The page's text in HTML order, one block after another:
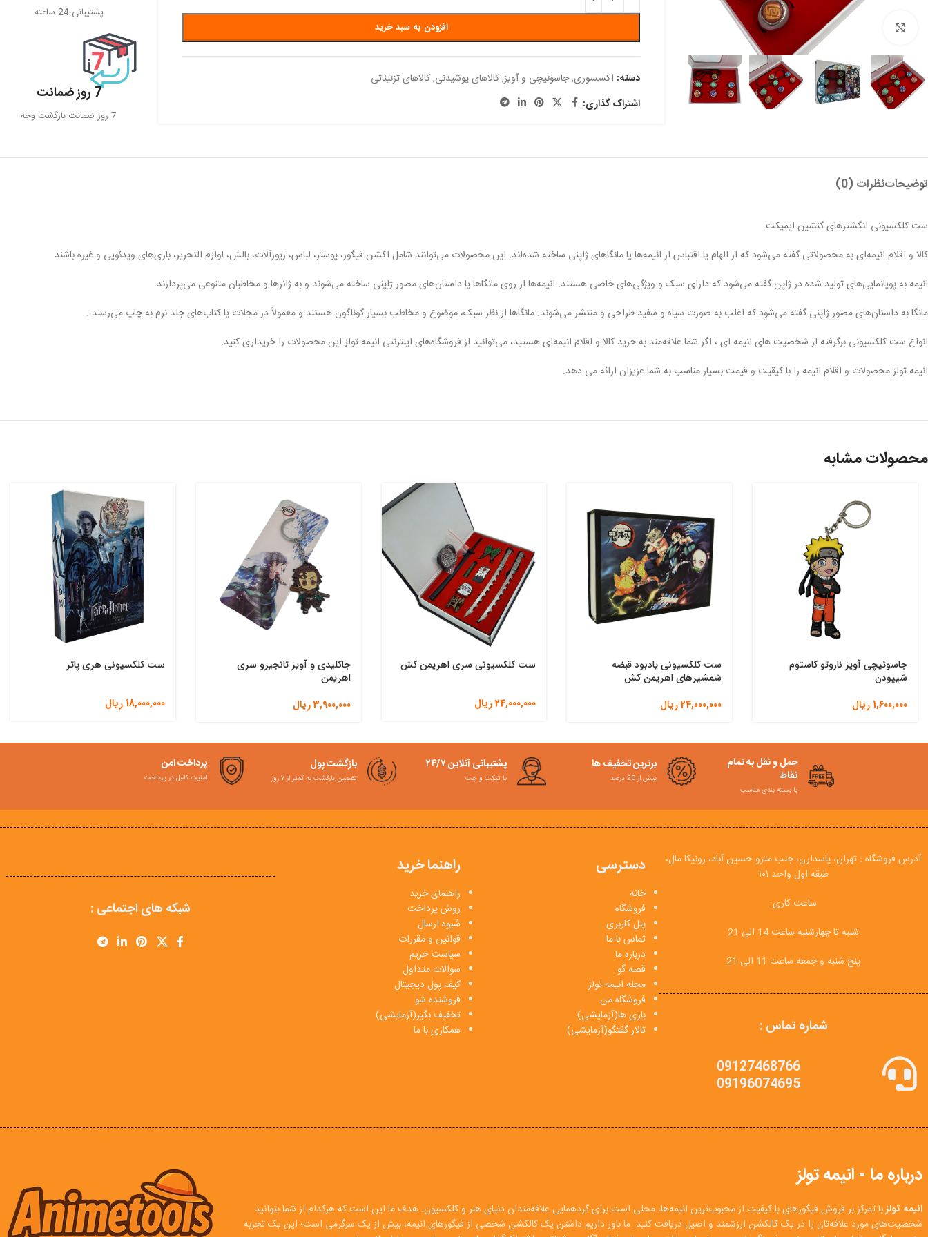
بزرگنمایی تصویر افزودن به سبد خرید
دسته: اکسسوری,جاسوئیچی و آویز,کالاهای پوشیدنی,کالاهای تزئیناتی
اشتراک گذاری:
پشتیبانی 24 ساعته
7 روز ضمانت
7 روز ضمانت بازگشت وجه
توضیحاتنظرات (0)
ست کلکسیونی انگشترهای گنشین ایمپکت
کالا و اقلام انیمه‌ای به محصولاتی گفته می‌شود که از الهام یا اقتباس از انیمه‌ها یا مانگاهای ژاپنی ساخته شده‌اند. این محصولات می‌توانند شامل اکشن فیگور، پوستر، لباس، زیورآلات، بالش، لوازم التحریر، بازی‌های ویدئویی و غیره باشند
انیمه به پویانمایی‌های تولید شده در ژاپن گفته می‌شود که دارای سبک و ویژگی‌های خاصی هستند. انیمه‌ها از روی مانگاها یا داستان‌های مصور ژاپنی ساخته می‌شوند و به ژانرها و مخاطبان متنوعی می‌پردازند
مانگا به داستان‌های مصور ژاپنی گفته می‌شود که اغلب به صورت سیاه و سفید طراحی و منتشر می‌شوند. مانگاها از نظر سبک، موضوع و مخاطب بسیار گوناگون هستند و معمولاً در مجلات یا کتاب‌های جلد نرم به چاپ می‌رسند .
انواع ست کلکسیونی برگرفته از شخصیت های انیمه ای ، اگر شما علاقه‌مند به خرید کالا و اقلام انیمه‌ای هستید، می‌توانید از فروشگاه‌های اینترنتی انیمه تولز این محصولات را خریداری کنید.
انیمه تولز محصولات و اقلام انیمه را با کیقیت و قیمت بسیار مناسب به شما عزیزان ارائه می دهد.
محصولات مشابه
جاسوئیچی آویز ناروتو کاستوم
شیپودن
1,600,000 ریال
ست کلکسیونی یادبود قبضه
شمشیرهای اهریمن کش
24,000,000ریال
ست کلکسیونی سری اهریمن کش
24,000,000 ریال
جاکلیدی و آویز تانجیرو سری
اهریمن
3,900,000ریال
ست کلکسیونی هری پاتر
18,000,000 ریال
حمل و نقل به تمام
نقاط
با بسته بندی مناسب
برترین تخفیف ها
بیش از 20 درصد
پشتیبانی آنلاین ۲۴/۷
با تیکت و چت
بازگشت پول
تضمین بازگشت به کمتر از ۷ روز
پرداخت امن
امنیت کامل در پرداخت
آدرس فروشگاه : تهران، پاسدارن، جنب مترو حسین آباد، رونیکا مال،
طبقه اول واحد ۱۰۱
ساعت کاری:
شنبه تا چهارشنبه ساعت 14 الی 21
پنج شنبه و جمعه ساعت 11 الی 21
شماره تماس :
09127468766
09196074695
دسترسی
خانه
فروشگاه
پنل کاربری
تماس با ما
درباره ما
قصه گو
مجله انیمه تولز
فروشگاه من
بازی ها(آزمایشی)
تالار گفتگو(آزمایشی)
راهنما خرید
راهنمای خرید
روش پرداخت
شیوه ارسال
قوانین و مقررات
سیاست حریم
سوالات متداول
کیف پول دیجیتال
فروشنده شو
تخفیف بگیر(آزمایشی)
همکاری با ما
شبکه های اجتماعی :
درباره ما - انیمه تولز
انیمه تولزبا تمرکز بر فروش فیگورهای با کیفیت از محبوب‌ترین انیمه‌ها، محلی است برای گردهمایی علاقه‌مندان دنیای هنر و کلکسیون. هدف ما این است که هرکدام از شما بتوانید
شخصیت‌های مورد علاقه‌تان را در یک کالکشن ارزشمند و اصیل دریافت کنید. ما باور داریم داشتن یک کالکشن شخصی از فیگورهای انیمه، بیش از یک سرگرمی است؛ این یک تجربه